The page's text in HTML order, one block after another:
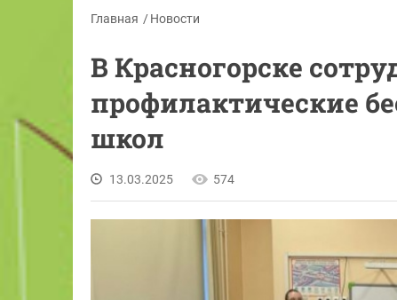
Главная Новости
В Красногорске
профилактические
школ
13.03.2025 574